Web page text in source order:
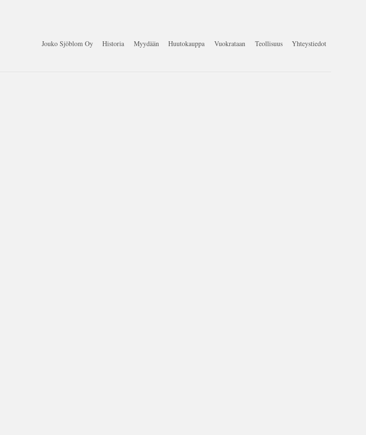
Jouko Sjöblom Oy Historia Myydään Huutokauppa Vuokrataan Teollisuus Yhteystiedot